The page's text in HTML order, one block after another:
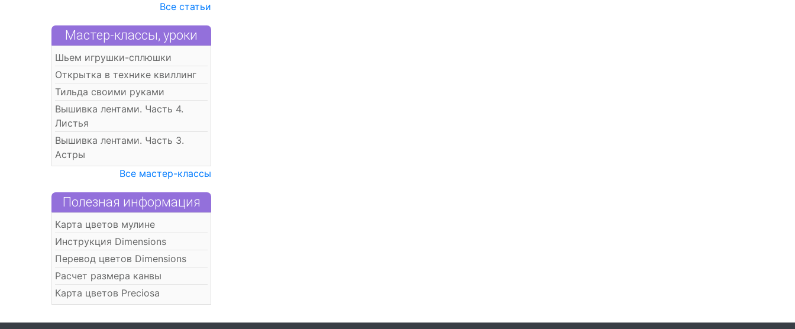
Все статьи
Мастер-классы, уроки
Шьем игрушки-сплюшки
Открытка в технике квиллинг
Тильда своими руками
Вышивка лентами. Часть 4.
Листья
Вышивка лентами. Часть 3.
Астры
Все мастер-классы
Полезная информация
Карта цветов мулине
Инструкция Dimensions
Перевод цветов Dimensions
Расчет размера канвы
Карта цветов Preciosa